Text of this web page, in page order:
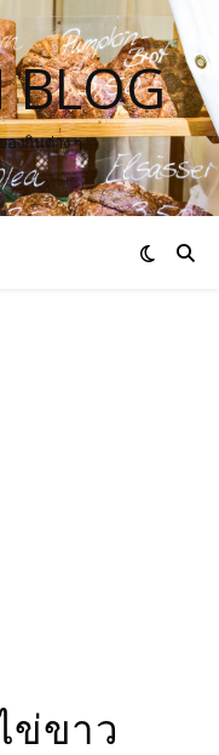
BLOG
องกินต่าง ๆ
ข่ขาว